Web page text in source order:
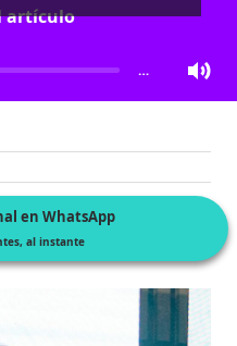
artículo
…
en WhatsApp
al instante